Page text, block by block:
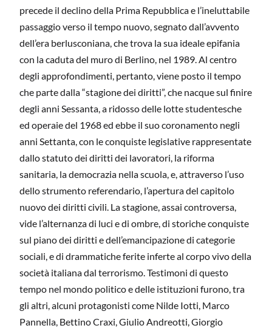
precede il declino della Prima Repubblica e l’ineluttabile
passaggio verso il tempo nuovo, segnato dall’avvento
dell’era berlusconiana, che trova la sua ideale epifania
con la caduta del muro di Berlino, nel 1989. Al centro
degli approfondimenti, pertanto, viene posto il tempo
che parte dalla “stagione dei diritti”, che nacque sul finire
degli anni Sessanta, a ridosso delle lotte studentesche
ed operaie del 1968 ed ebbe il suo coronamento negli
anni Settanta, con le conquiste legislative rappresentate
dallo statuto dei diritti dei lavoratori, la riforma
sanitaria, la democrazia nella scuola, e, attraverso l’uso
dello strumento referendario, l’apertura del capitolo
nuovo dei diritti civili. La stagione, assai controversa,
vide l’alternanza di luci e di ombre, di storiche conquiste
sul piano dei diritti e dell’emancipazione di categorie
sociali, e di drammatiche ferite inferte al corpo vivo della
società italiana dal terrorismo. Testimoni di questo
tempo nel mondo politico e delle istituzioni furono, tra
gli altri, alcuni protagonisti come Nilde Iotti, Marco
Pannella, Bettino Craxi, Giulio Andreotti, Giorgio